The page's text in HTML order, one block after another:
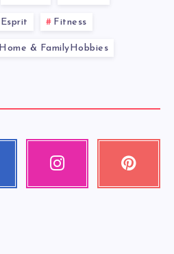
Esprit Fitness
Home & FamilyHobbies